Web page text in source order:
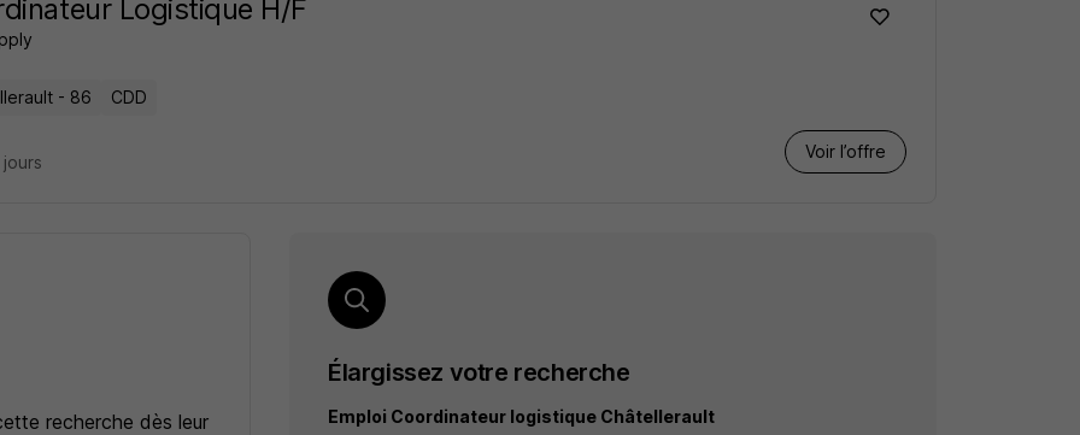
Logistique H/F
- 86 CDD
Voir l’offre
recherche dès leur
Élargissez votre recherche
Emploi Coordinateur logistique Châtellerault